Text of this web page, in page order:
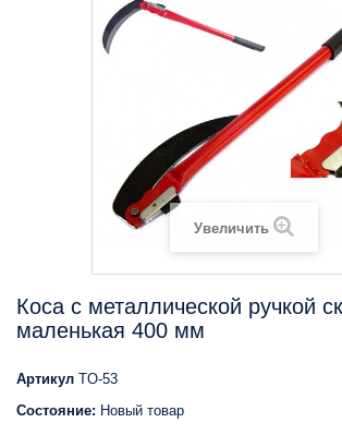
Увеличить
Коса с металлической ручкой
маленькая 400 мм
Артикул TO-53
Состояние: Новый товар